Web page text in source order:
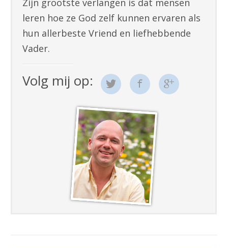
Zijn grootste verlangen is dat mensen
leren hoe ze God zelf kunnen ervaren als
hun allerbeste Vriend en liefhebbende
Vader.
Volg mij op: